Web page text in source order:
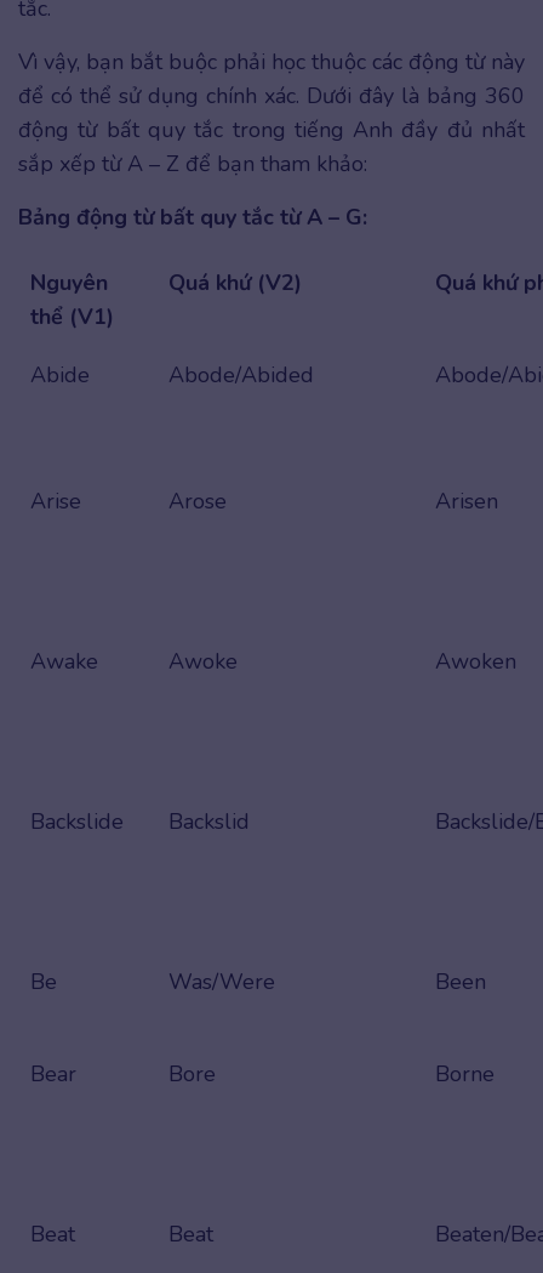
tắc.
Vì vậy, bạn bắt buộc phải học thuộc các động từ này
để có thể sử dụng chính xác. Dưới đây là bảng 360
động từ bất quy tắc trong tiếng Anh đầy đủ nhất
sắp xếp từ A – Z để bạn tham khảo:
Bảng động từ bất quy tắc từ A – G:
Nguyên
thể (V1)
Quá khứ (V2) Quá khứ
Abide Abode/Abided Abode/
Arise Arose Arisen
Awake Awoke Awoken
Backslide Backslid Backslide/
Be Was/Were Been
Bear Bore Borne
Beat Beat Beaten/